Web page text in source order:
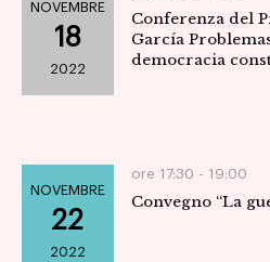
NOVEMBRE
18
2022
Conferenza del
García
democracia
NOVEMBRE
22
2022
ore 17:30 - 19:00
Convegno “La